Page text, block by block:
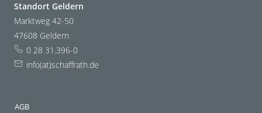
Standort Geldern
Marktweg 42-50
47608 Geldern
0 28 31.396-0
info(at)schaffrath.de
AGB